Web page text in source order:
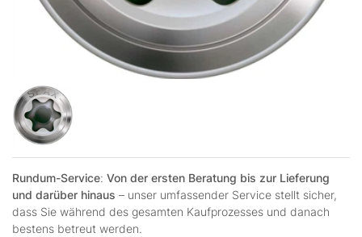
Rundum-Service: Von der ersten Beratung bis zur Lieferung
und darüber hinaus – unser umfassender Service stellt sicher,
dass Sie während des gesamten Kaufprozesses und danach
bestens betreut werden.